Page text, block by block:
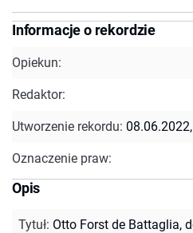
Informacje o rekordzie
Opiekun:
Redaktor:
Utworzenie rekordu:
Oznaczenie praw:
Opis
Tytuł: Otto Forst de Battaglia,